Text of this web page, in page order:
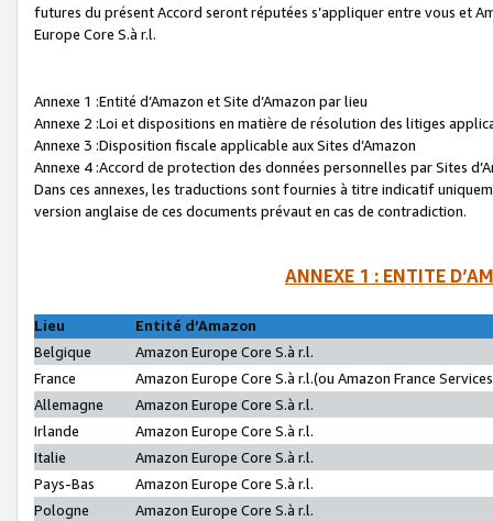
futures du présent Accord seront réputées s’appliquer entre vous et
Europe Core S.à r.l.
Annexe 1 :Entité d’Amazon et Site d’Amazon par lieu
Annexe 2 :Loi et dispositions en matière de résolution des litiges
Annexe 3 :Disposition fiscale applicable aux Sites d’Amazon
Annexe 4 :Accord de protection des données personnelles par Sites
Dans ces annexes, les traductions sont fournies à titre indicatif
version anglaise de ces documents prévaut en cas de contradiction.
ANNEXE 1 : ENTITE
Lieu
Entité d’Amazon
Belgique
Amazon Europe Core S.à r.l.
France
Amazon Europe Core S.à r.l.(ou Amazon France
Allemagne
Amazon Europe Core S.à r.l.
Irlande
Amazon Europe Core S.à r.l.
Italie
Amazon Europe Core S.à r.l.
Pays-Bas
Amazon Europe Core S.à r.l.
Pologne
Amazon Europe Core S.à r.l.